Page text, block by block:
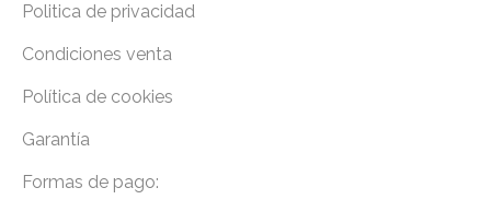
Politica de privacidad
Condiciones venta
Política de cookies
Garantía
Formas de pago: